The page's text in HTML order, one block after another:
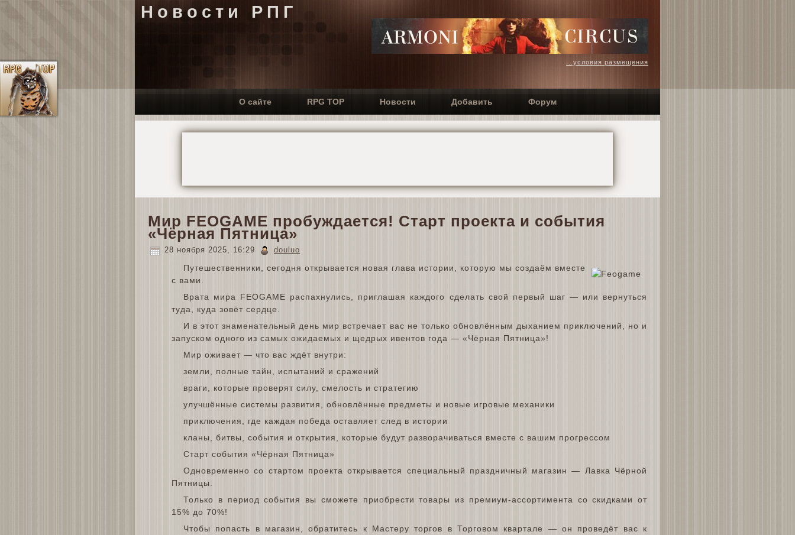
Новости РПГ
...условия размещения
О сайте RPG TOP Новости Добавить Форум
Мир FEOGAME пробуждается! Старт проекта и события
«Чёрная Пятница»
28 ноября 2025, 16:29 douluo
Путешественники, сегодня открывается новая глава истории, которую мы создаём вместе
с вами.
Врата мира FEOGAME распахнулись, приглашая каждого сделать свой первый шаг — или вернуться
туда, куда зовёт сердце.
И в этот знаменательный день мир встречает вас не только обновлённым дыханием приключений, но и
запуском одного из самых ожидаемых и щедрых ивентов года — «Чёрная Пятница»!
Мир оживает — что вас ждёт внутри:
земли, полные тайн, испытаний и сражений
враги, которые проверят силу, смелость и стратегию
улучшённые системы развития, обновлённые предметы и новые игровые механики
приключения, где каждая победа оставляет след в истории
кланы, битвы, события и открытия, которые будут разворачиваться вместе с вашим прогрессом
Старт события «Чёрная Пятница»
Одновременно со стартом проекта открывается специальный праздничный магазин — Лавка Чёрной
Пятницы.
Только в период события вы сможете приобрести товары из премиум-ассортимента со скидками от
15% до 70%!
Чтобы попасть в магазин, обратитесь к Мастеру торгов в Торговом квартале — он проведёт вас к